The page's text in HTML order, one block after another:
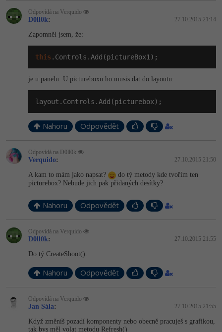
Odpovídá na Verquido
D0ll0k: 27.10.2015 21:14
Zapomněl jsem, že:
this .Controls.Add(pictureBox1);
je u panelu. U pictureboxu ho musis dat do layoutu:
layout.Controls.Add(picturebox);
Nahoru Odpovědět
Odpovídá na D0ll0k
Verquido: 27.10.2015 21:50
A kam to mám jako napsat?
do tý metody kde tvořím ten
picturebox? Nebude jich pak přidaných desítky?
Nahoru Odpovědět
Odpovídá na Verquido
D0ll0k: 27.10.2015 21:55
Do tý CreateShoot().
Nahoru Odpovědět
Odpovídá na Verquido
Jan Sála: 27.10.2015 21:55
Když změníš pozadí komponenty nebo obecně pracuješ s grafikou,
tak bys měl volat metodu Refresh()